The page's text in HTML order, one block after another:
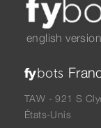
english version
fybots
TAW - 921 S
États-Unis